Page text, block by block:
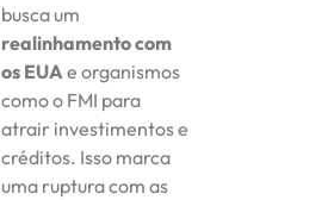
busca um
realinhamento com
os EUA e organismos
como o FMI para
atrair investimentos e
créditos. Isso marca
uma ruptura com as